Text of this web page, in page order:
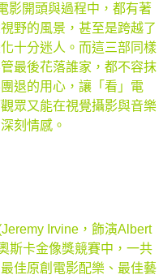
影開頭與過程中，都有著
野的風景，甚至是跨越了
十分迷人。而這三部同樣
最後花落誰家，都不容抹
退的用心，讓「看」電
眾又能在視覺攝影與音樂
刻情感。
Irvine，飾演Albert
斯卡金像獎競賽中，一共
佳原創電影配樂、最佳藝